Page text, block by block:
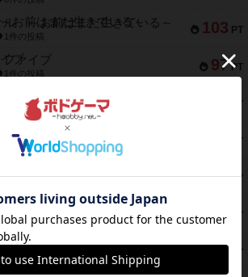
103 PT
ル ～お前はまだ生きている～
1件の投稿
97 PT
ァイブ
1件の投稿
PT
1件の投稿
PT
語
6件の投稿
88 PT
76 PT
6件の投稿
75 PT
アン
2件の投稿